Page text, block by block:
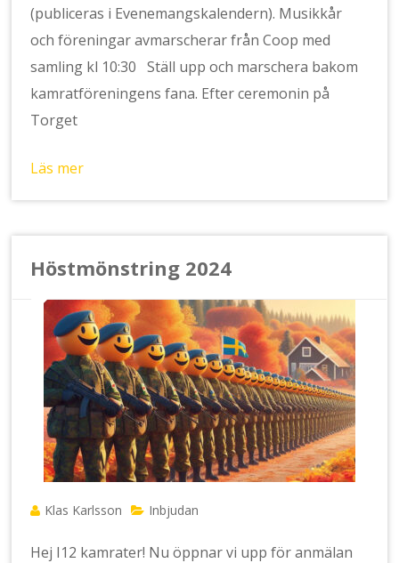
(publiceras i Evenemangskalendern). Musikkår
och föreningar avmarscherar från Coop med
samling kl 10:30 Ställ upp och marschera bakom
kamratföreningens fana. Efter ceremonin på
Torget
Läs mer
Höstmönstring 2024
Klas Karlsson Inbjudan
Hej I12 kamrater! Nu öppnar vi upp för anmälan